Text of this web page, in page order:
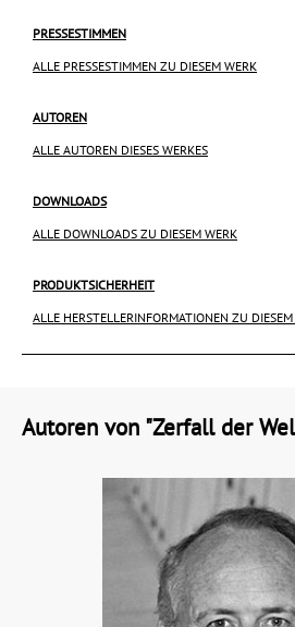
PRESSESTIMMEN
ALLE PRESSESTIMMEN ZU DIESEM WERK
AUTOREN
ALLE AUTOREN DIESES WERKES
DOWNLOADS
ALLE DOWNLOADS ZU DIESEM WERK
PRODUKTSICHERHEIT
ALLE HERSTELLERINFORMATIONEN ZU
Autoren von "Zerfall der